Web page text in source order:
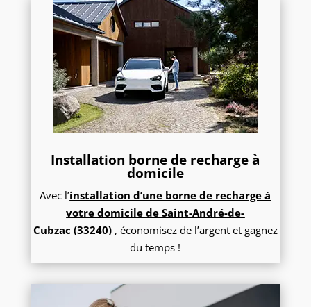
Installation borne de recharge à
domicile
Avec l’installation d’une borne de recharge à
votre domicile deSaint-André-de-
Cubzac (33240), économisez de l’argent et gagnez
du temps !